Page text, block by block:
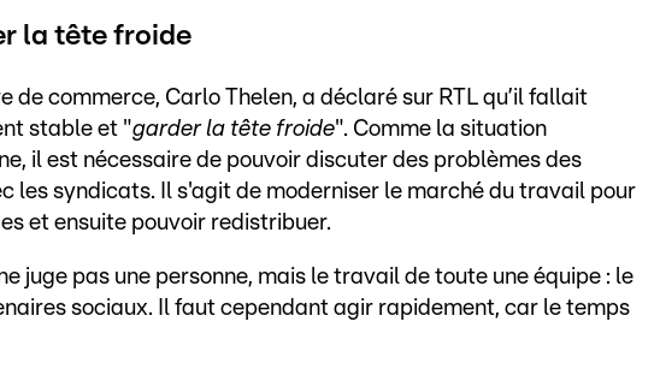
la tête froide
de commerce, Carlo Thelen, a déclaré sur RTL qu’il fallait
stable et "garder la tête froide". Comme la situation
il est nécessaire de pouvoir discuter des problèmes des
les syndicats. Il s'agit de moderniser le marché du travail pour
et ensuite pouvoir redistribuer.
juge pas une personne, mais le travail de toute une équipe : le
sociaux. Il faut cependant agir rapidement, car le temps